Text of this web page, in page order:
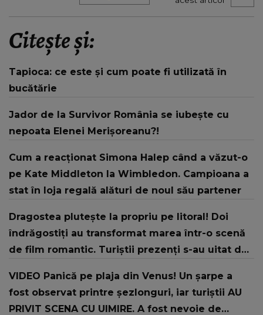
Citește și:
Tapioca: ce este și cum poate fi utilizată în
bucătărie
Jador de la Survivor România se iubește cu
nepoata Elenei Merișoreanu?!
Cum a reacționat Simona Halep când a văzut-o
pe Kate Middleton la Wimbledon. Campioana a
stat în loja regală alături de noul său partener
Dragostea plutește la propriu pe litoral! Doi
îndrăgostiți au transformat marea într-o scenă
de film romantic. Turiștii prezenți s-au uitat de
VIDEO Panică pe plaja din Venus! Un şarpe a
fost observat printre şezlonguri, iar turiştii AU
PRIVIT SCENA CU UIMIRE. A fost nevoie de